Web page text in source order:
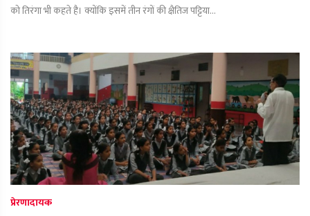
को तिरंगा भी कहते है। क्योंकि इसमें तीन रंगों की क्षैतिज पट्टिया...
प्रेरणादायक